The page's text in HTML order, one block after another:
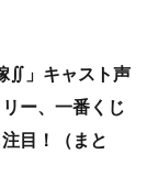
∬」キャスト声
ー、一番くじ
目！（まと